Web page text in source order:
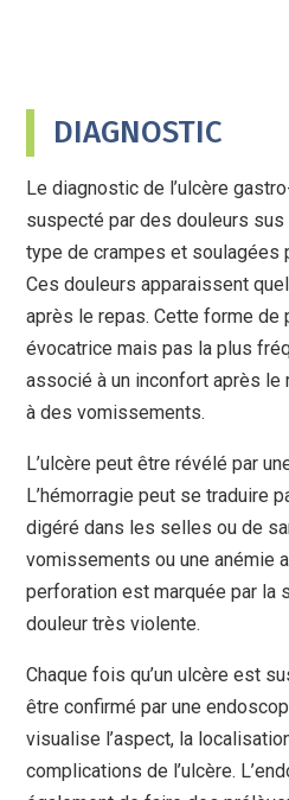
DIAGNOSTIC
Le diagnostic de l’ulcère
suspecté par des douleurs
type de crampes et soulagées
Ces douleurs apparaissent
après le repas. Cette forme de
évocatrice mais pas la plus
associé à un inconfort après
à des vomissements.
L’ulcère peut être révélé par
L’hémorragie peut se traduire
digéré dans les selles ou de
vomissements ou une anémie
perforation est marquée par la
douleur très violente.
Chaque fois qu’un ulcère est
être confirmé par une
visualise l’aspect, la
complications de l’ulcère.